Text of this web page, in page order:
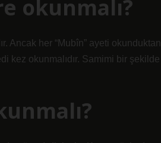
okunmalı?
Ancak her “Mubîn” ayeti okunduktan
kez okunmalıdır. Samimi bir şekilde